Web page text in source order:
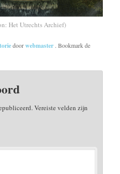
Het Utrechts Archief)
doorwebmaster . Bookmark de
Vereiste velden zijn